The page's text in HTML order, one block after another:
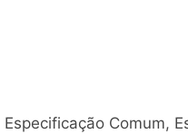
Especificação Comum,